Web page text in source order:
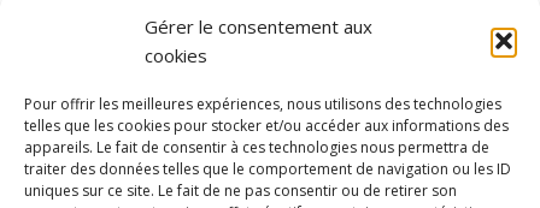
Gérer le consentement aux
cookies
Pour offrir les meilleures expériences, nous utilisons des technologies
telles que les cookies pour stocker et/ou accéder aux informations des
appareils. Le fait de consentir à ces technologies nous permettra de
traiter des données telles que le comportement de navigation ou les ID
uniques sur ce site. Le fait de ne pas consentir ou de retirer son